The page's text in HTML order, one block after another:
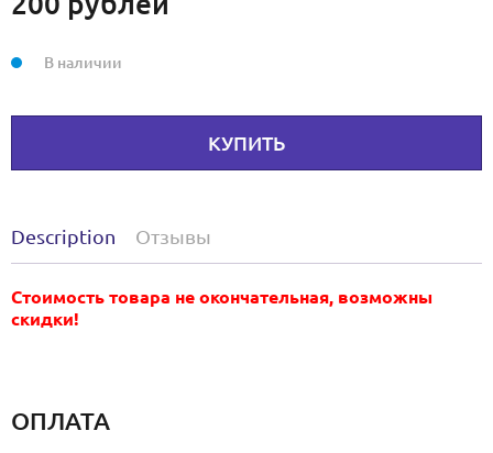
КУПИТЬ
В наличии
Description Отзывы
Стоимость товара не окончательная, возможны
скидки!
ОПЛАТА